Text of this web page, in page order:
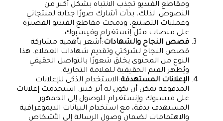
ومقاطع الفيديو تجذب الانتباه بشكل أكبر من
النصوص. لذلك، بدأت أشارك صورًا جذابة لمنتجاتي
وعمليات التصنيع، ودمجت مقاطع الفيديو القصيرة
على منصات مثل إنستغرام وفيسبوك.
قصص النجاح والشهادات:أشعر بأهمية مشاركة
قصص النجاح لشركتي وتقديم شهادات العملاء. هذا
النوع من المحتوى يخلق شعورًا بالتواصل الحقيقي
ويُظهر القيم الحقيقية للعلامة التجارية.
الإعلانات المستهدفة:الاستخدام الذكي للإعلانات
المدفوعة يمكن أن يكون له أثر كبير. استخدمت إعلانات
على فيسبوك وإنستغرام للوصول إلى الجمهور
المستهدف بدقة، مع استخدام البيانات الديموغرافية
والاهتمامات لضمان وصول الرسالة إلى الأشخاص